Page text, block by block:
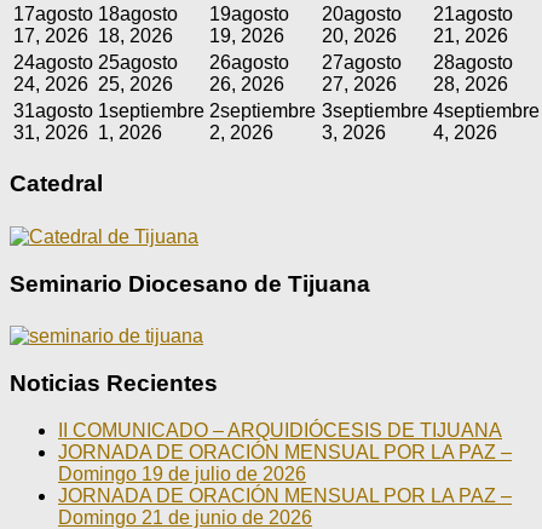
17agosto
17, 2026
18agosto
18, 2026
19agosto
19, 2026
20agosto
20, 2026
21agosto
21, 2026
24agosto
24, 2026
25agosto
25, 2026
26agosto
26, 2026
27agosto
27, 2026
28agosto
28, 2026
31agosto
31, 2026
1septiembre
1, 2026
2septiembre
2, 2026
3septiembre
3, 2026
4septiembre
4, 2026
Catedral
Seminario Diocesano de Tijuana
Noticias Recientes
II COMUNICADO – ARQUIDIÓCESIS DE TIJUANA
JORNADA DE ORACIÓN MENSUAL POR LA PAZ –
Domingo 19 de julio de 2026
JORNADA DE ORACIÓN MENSUAL POR LA PAZ –
Domingo 21 de junio de 2026